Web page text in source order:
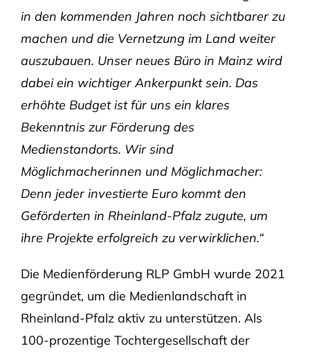
in den kommenden Jahren noch sichtbarer zu
machen und die Vernetzung im Land weiter
auszubauen. Unser neues Büro in Mainz wird
dabei ein wichtiger Ankerpunkt sein. Das
erhöhte Budget ist für uns ein klares
Bekenntnis zur Förderung des
Medienstandorts. Wir sind
Möglichmacherinnen und Möglichmacher:
Denn jeder investierte Euro kommt den
Geförderten in Rheinland-Pfalz zugute, um
ihre Projekte erfolgreich zu verwirklichen.“
Die Medienförderung RLP GmbH wurde 2021
gegründet, um die Medienlandschaft in
Rheinland-Pfalz aktiv zu unterstützen. Als
100-prozentige Tochtergesellschaft der